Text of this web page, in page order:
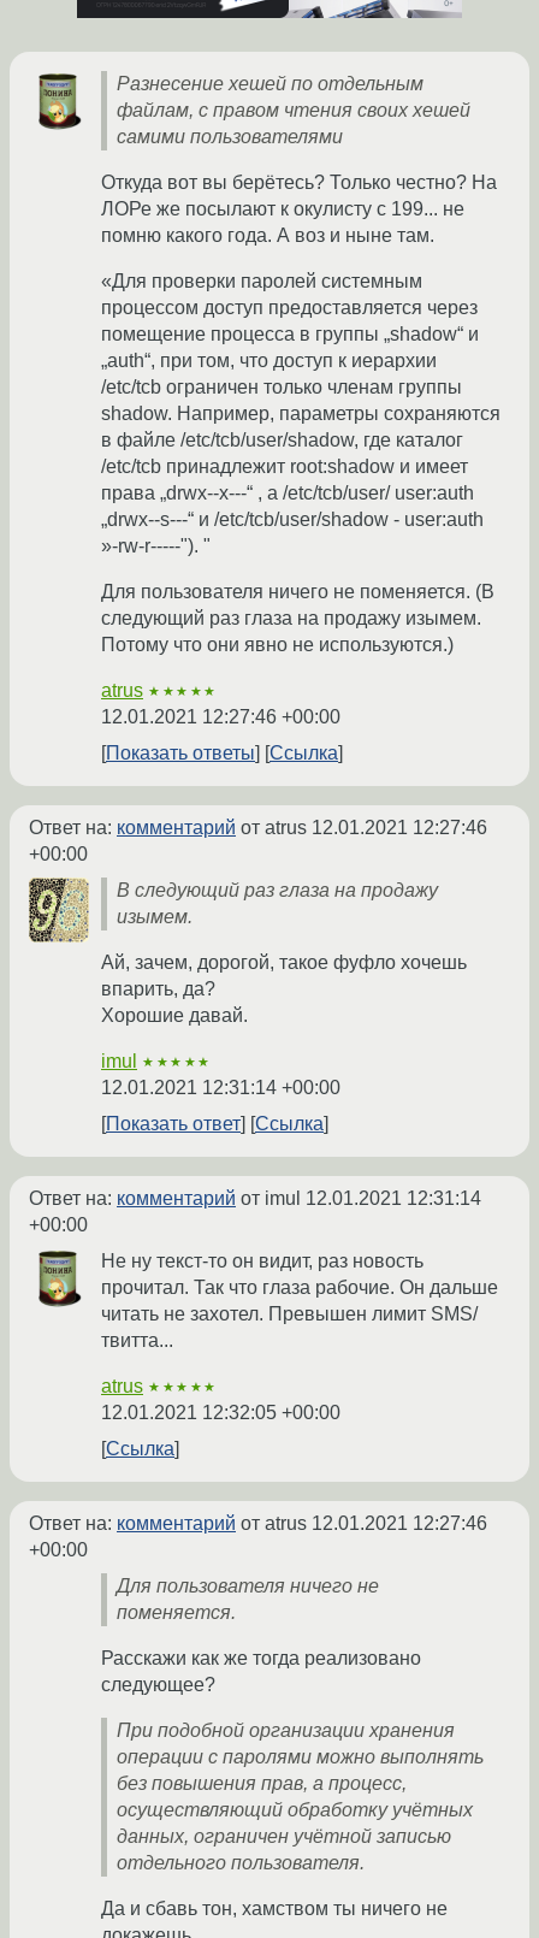
Разнесение хешей по отдельным
файлам, с правом чтения своих хешей
самими пользователями
Откуда вот вы берётесь? Только честно? На
ЛОРе же посылают к окулисту с 199... не
помню какого года. А воз и ныне там.
«Для проверки паролей системным
процессом доступ предоставляется через
помещение процесса в группы „shadow“ и
„auth“, при том, что доступ к иерархии
/etc/tcb ограничен только членам группы
shadow. Например, параметры сохраняются
в файле /etc/tcb/user/shadow, где каталог
/etc/tcb принадлежит root:shadow и имеет
права „drwx--x---“ , а /etc/tcb/user/ user:auth
„drwx--s---“ и /etc/tcb/user/shadow - user:auth
»-rw-r-----"). "
Для пользователя ничего не поменяется. (В
следующий раз глаза на продажу изымем.
Потому что они явно не используются.)
atrus ★★★★★
12.01.2021 12:27:46 +00:00
Показать ответы
Ссылка
Ответ на: комментарий от atrus 12.01.2021 12:27:46
+00:00
В следующий раз глаза на продажу
изымем.
Ай, зачем, дорогой, такое фуфло хочешь
впарить, да?
Хорошие давай.
imul ★★★★★
12.01.2021 12:31:14 +00:00
Показать ответ
Ссылка
Ответ на: комментарий от imul 12.01.2021 12:31:14
+00:00
Не ну текст-то он видит, раз новость
прочитал. Так что глаза рабочие. Он дальше
читать не захотел. Превышен лимит SMS/
твитта...
atrus ★★★★★
12.01.2021 12:32:05 +00:00
Ссылка
Ответ на: комментарий от atrus 12.01.2021 12:27:46
+00:00
Для пользователя ничего не
поменяется.
Расскажи как же тогда реализовано
следующее?
При подобной организации хранения
операции с паролями можно выполнять
без повышения прав, а процесс,
осуществляющий обработку учётных
данных, ограничен учётной записью
отдельного пользователя.
Да и сбавь тон, хамством ты ничего не